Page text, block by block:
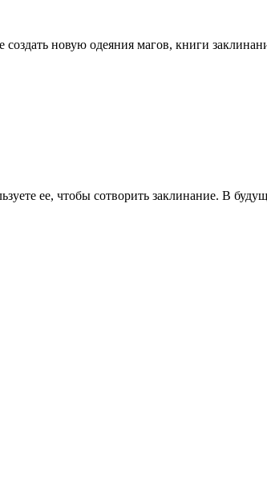
новую одеяния магов, книги
ее, чтобы сотворить заклинание. В